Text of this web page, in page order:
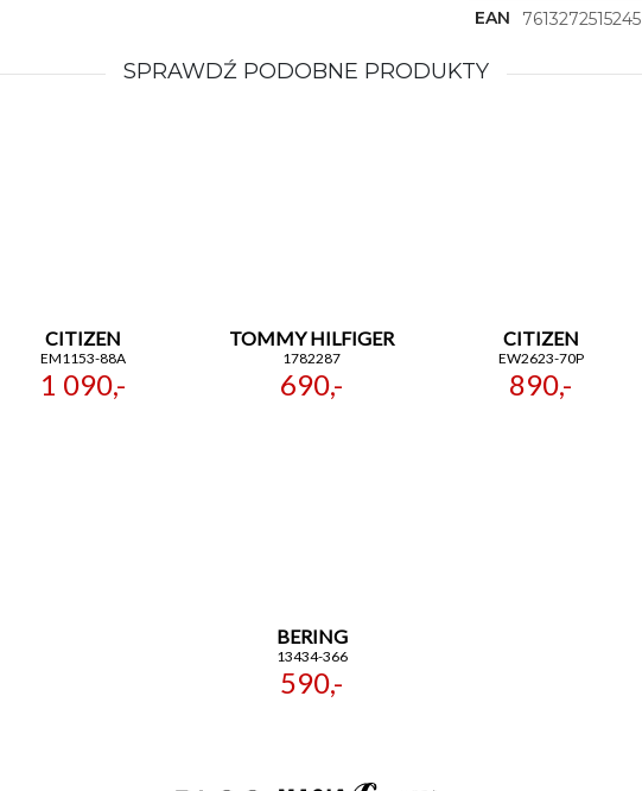
EAN
7613272515245
SPRAWDŹ PODOBNE PRODUKTY
CITIZEN
EM1153-88A
1 090,-
TOMMY HILFIGER
1782287
690,-
CITIZEN
EW2623-70P
890,-
BERING
13434-366
590,-